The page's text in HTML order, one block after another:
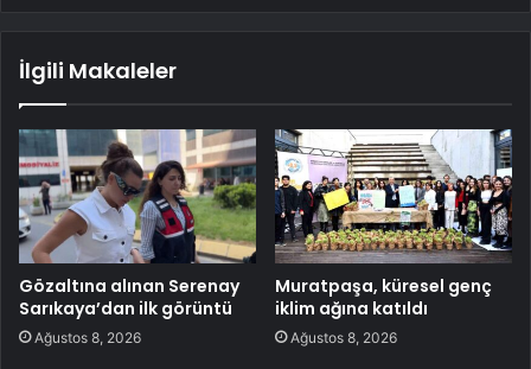
İlgili Makaleler
Gözaltına alınan Serenay
Sarıkaya’dan ilk görüntü
Ağustos 8, 2026
Muratpaşa, küresel genç
iklim ağına katıldı
Ağustos 8, 2026